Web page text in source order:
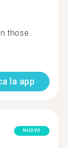
those
la app
NUOVO